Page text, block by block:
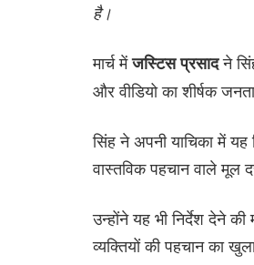
है।
मार्च मेंजस्टिस प्रसादने
और वीडियो का शीर्षक
सिंह ने अपनी याचिका में
वास्तविक पहचान वाले मूल
उन्होंने यह भी निर्देश देने
व्यक्तियों की पहचान का